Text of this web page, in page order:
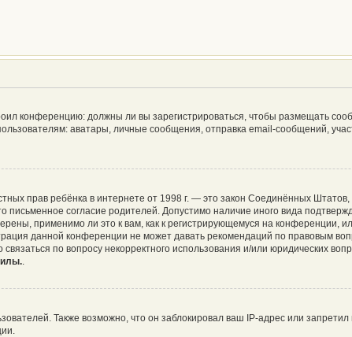
конференцию: должны ли вы зарегистрироваться, чтобы размещать
аватары, личные сообщения, отправка email-сообщений,
прав ребёнка в интернете от 1998 г. — это закон Соединённых
согласие родителей. Допустимо наличие иного вида
применимо ли это к вам, как к регистрирующемуся на конференции,
данной конференции не может давать рекомендаций по правовым
по вопросу некорректного использования и/или юридических
.
Также возможно, что он заблокировал ваш IP-адрес или